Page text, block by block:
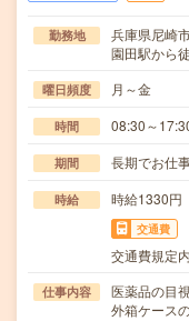
勤務地
兵庫県尼崎
園田駅から
曜日頻度 月～金
時間 08:30～
期間 長期でお仕
時給 時給1330円
交通費
交通費規定
仕事内容
医薬品の目
外箱ケース